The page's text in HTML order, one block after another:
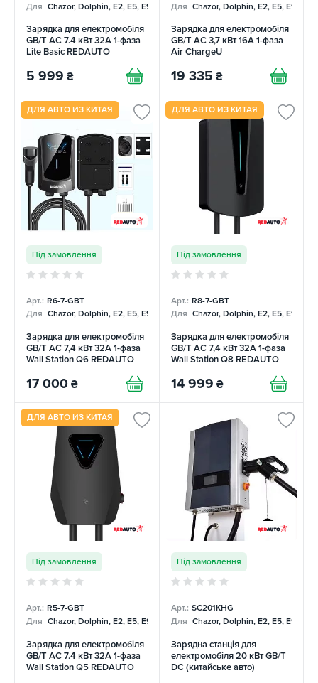
Для Chazor, Dolphin, E2, E5, E9, Mercedes
Зарядка для електромобіля
GB/T AC 7.4 кВт 32А 1-фаза
Lite Basic REDAUTO
5 999 ₴
Для Chazor, Dolphin, E2, E5, E9,
Зарядка для електромобіля
GB/T AC 3,7 кВт 16А 1-фаза
Air ChargeU
19 335 ₴
ДЛЯ АВТО ИЗ КИТАЯ
Під замовлення
Арт.: R6-7-GBT
Для Chazor, Dolphin, E2, E5, E9, Mercedes
Зарядка для електромобіля
GB/T AC 7,4 кВт 32А 1-фаза
Wall Station Q6 REDAUTO
17 000 ₴
ДЛЯ АВТО ИЗ КИТАЯ
Під замовлення
Арт.: R8-7-GBT
Для Chazor, Dolphin, E2, E5, E9,
Зарядка для електромобіля
GB/T AC 7,4 кВт 32А 1-фаза
Wall Station Q8 REDAUTO
14 999 ₴
ДЛЯ АВТО ИЗ КИТАЯ
Під замовлення
Арт.: R5-7-GBT
Для Chazor, Dolphin, E2, E5, E9, Mercedes
Зарядка для електромобіля
GB/T AC 7.4 кВт 32А 1-фаза
Wall Station Q5 REDAUTO
Під замовлення
Арт.: SC201KHG
Для Chazor, Dolphin, E2, E5, E9,
Зарядна станція для
електромобіля 20 кВт GB/T
DC (китайське авто)